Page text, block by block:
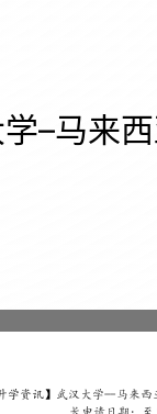
学–马来